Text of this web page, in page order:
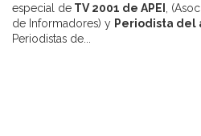
especial de TV 2001 de APEI
,
de Informadores) y Periodista del
Periodistas de...